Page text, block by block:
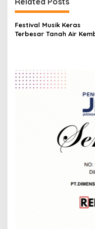
a
v
a
t
Festival Musik Keras
Terbesar Tanah Air